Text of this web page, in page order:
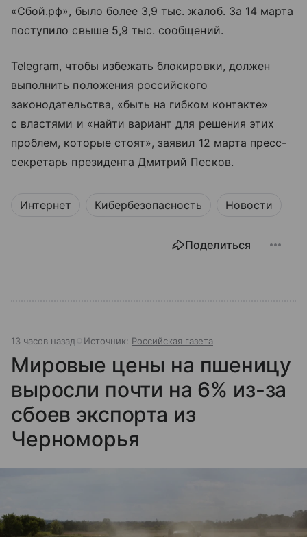
«Сбой.рф», было более 3,9 тыс. жалоб. За 14 марта
поступило свыше 5,9 тыс. сообщений.
Telegram, чтобы избежать блокировки, должен
выполнить положения российского
законодательства, «быть на гибком контакте»
с властями и «найти вариант для решения этих
проблем, которые стоят», заявил 12 марта пресс-
секретарь президента Дмитрий Песков.
Интернет Кибербезопасность Новости
Поделиться
13 часов назад Источник: Российская газета
Мировые цены на пшеницу
выросли почти на 6% из-за
сбоев экспорта из
Черноморья